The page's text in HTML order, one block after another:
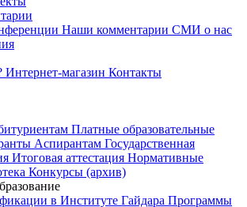
Наши комментарии СМИ о нас
Интернет-магазин Контакты
Платные образовательные
Аспирантам Государственная
Итоговая аттестация Нормативные
Конкурсы (архив)
в Институте Гайдара Программы